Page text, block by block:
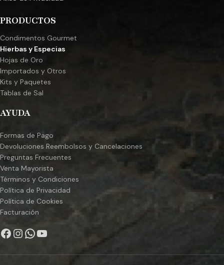
PRODUCTOS
Condimentos Gourmet
Hierbas y Especias
Hojas de Oro
Importados y Otros
Kits y Paquetes
Tablas de Sal
AYUDA
Formas de Pago
Devoluciones Reembolsos y Cancelaciones
Preguntas Frecuentes
Venta Mayorista
Términos y Condiciones
Política de Privacidad
Política de Cookies
Facturación